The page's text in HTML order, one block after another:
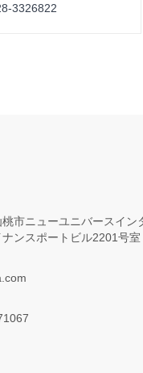
3326822
市ニューユニバースイン
ンスポートビル2201号室